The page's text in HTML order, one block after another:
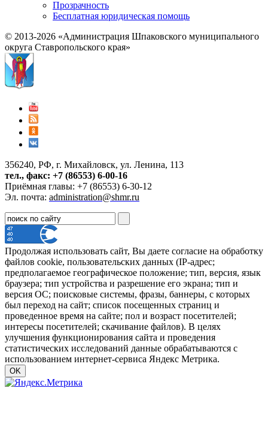
Прозрачность
Бесплатная юридическая помощь
© 2013-2026 «Администрация Шпаковского муниципального
округа Ставропольского края»
356240, РФ, г. Михайловск, ул. Ленина, 113
тел., факс: +7 (86553) 6-00-16
Приёмная главы: +7 (86553) 6-30-12
Эл. почта: administration@shmr.ru
Продолжая использовать сайт, Вы даете согласие на обработку
файлов cookie, пользовательских данных (IP-адрес;
предполагаемое географическое положение; тип, версия, язык
браузера; тип устройства и разрешение его экрана; тип и
версия ОС; поисковые системы, фразы, баннеры, с которых
был переход на сайт; список посещенных страниц и
проведенное время на сайте; пол и возраст посетителей;
интересы посетителей; скачивание файлов). В целях
улучшения функционирования сайта и проведения
статистических исследований данные обрабатываются с
использованием интернет-сервиса Яндекс Метрика.
OK